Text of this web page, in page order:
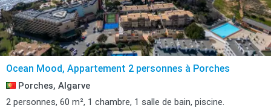
Ocean Mood, Appartement 2 personnes à Porches
Porches, Algarve
2 personnes, 60 m², 1 chambre, 1 salle de bain, piscine.